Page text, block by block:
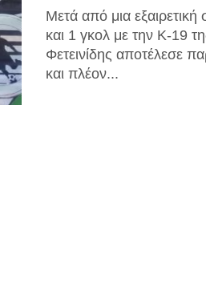
Μετά από μια
και 1 γκολ με την Κ-19
Φετεινίδης αποτέλεσε
και πλέον...